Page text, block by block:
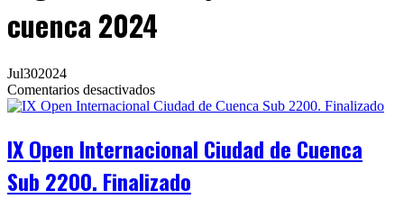
cuenca 2024
Jul302024
Comentarios desactivadosen
IX
Ciudad
Cuenca
IX Open Internacional Ciudad de Cuenca
Sub 2200. Finalizado